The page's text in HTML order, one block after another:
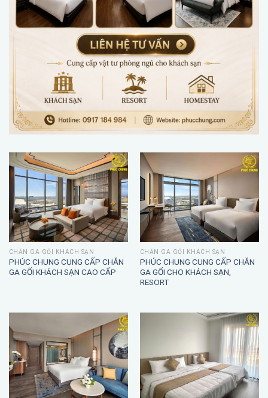
CHĂN GA GỐI KHÁCH SẠN
PHÚC CHUNG CUNG CẤP CHĂN
GA GỐI KHÁCH SẠN CAO CẤP
CHĂN GA GỐI KHÁCH SẠN
PHÚC CHUNG CUNG CẤP CHĂN
GA GỐI CHO KHÁCH SẠN,
RESORT